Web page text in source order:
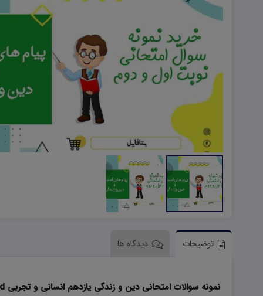
آمادگی دفاعی دهم W
آمادگی دفاعی ۱۰ D
توضیحات دیدگاه ها
نمونه سوالات امتحانی دین و زندگی یازدهم انسانی و تجربی word (نوبت دوم)